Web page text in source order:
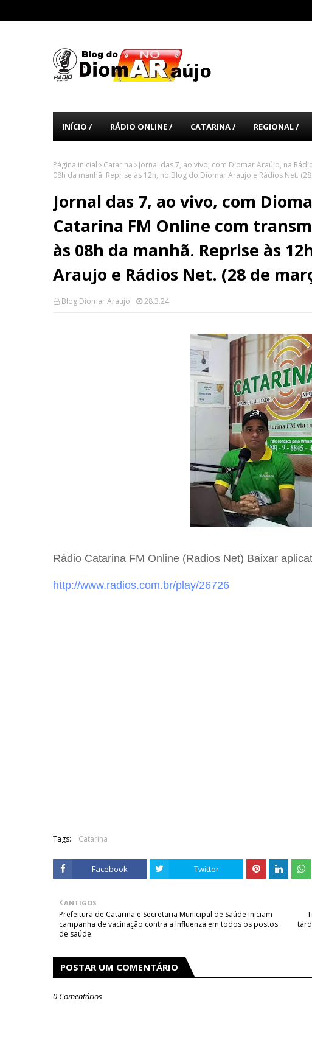
INÍCIO / RÁDIO ONLINE / CATARINA / REGIONAL /
Página inicial Catarina
Jornal das 7, ao vivo, com Diomar Araújo, na
08h da manhã. Reprise às 12h, no Blog do Diomar Araujo e Rádios Net.
Jornal das 7, ao vivo, com
Catarina FM Online com
às 08h da manhã. Reprise às
Araujo e Rádios Net. (28 de
Blog Diomar Araujo 28.3.24
Rádio Catarina FM Online (Radios Net) Baixar
http://www.radios.com.br/play/26726
Tags: Catarina
Facebook Twitter
ANTIGOS
Prefeitura de Catarina e Secretaria Municipal de Saúde iniciam
campanha de vacinação contra a Influenza em todos os postos
de saúde.
POSTAR UM COMENTÁRIO
0 Comentários